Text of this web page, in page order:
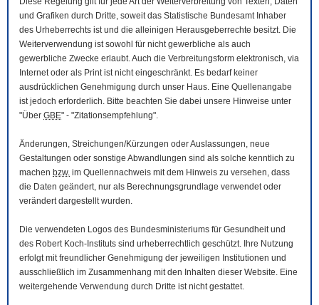
und Grafiken durch Dritte, soweit das Statistische Bundesamt Inhaber
des Urheberrechts ist und die alleinigen Herausgeberrechte besitzt. Die
Weiterverwendung ist sowohl für nicht gewerbliche als auch
gewerbliche Zwecke erlaubt. Auch die Verbreitungsform elektronisch, via
Internet oder als Print ist nicht eingeschränkt. Es bedarf keiner
ausdrücklichen Genehmigung durch unser Haus. Eine Quellenangabe
ist jedoch erforderlich. Bitte beachten Sie dabei unsere Hinweise unter
"Über GBE" - "Zitationsempfehlung".
Änderungen, Streichungen/Kürzungen oder Auslassungen, neue
Gestaltungen oder sonstige Abwandlungen sind als solche kenntlich zu
machen bzw. im Quellennachweis mit dem Hinweis zu versehen, dass
die Daten geändert, nur als Berechnungsgrundlage verwendet oder
verändert dargestellt wurden.
Die verwendeten Logos des Bundesministeriums für Gesundheit und
des Robert Koch-Instituts sind urheberrechtlich geschützt. Ihre Nutzung
erfolgt mit freundlicher Genehmigung der jeweiligen Institutionen und
ausschließlich im Zusammenhang mit den Inhalten dieser Website. Eine
weitergehende Verwendung durch Dritte ist nicht gestattet.